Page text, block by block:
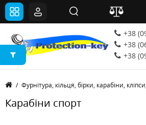
+38
+38
+38
Фурнітура, кільця, бірки, карабіни,
Карабіни спорт